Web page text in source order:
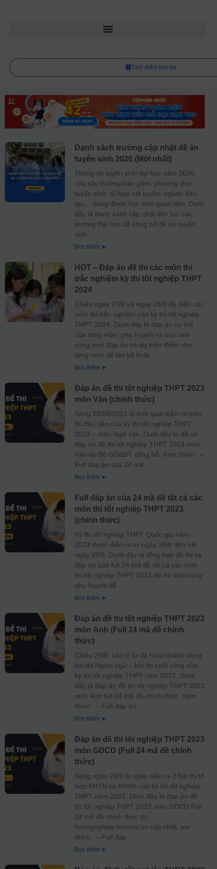
Tính điểm học bạ
Danh sách trường cập nhật đề án
tuyển sinh 2026 (Mới nhất)
Thông tin tuyển sinh đại học năm 2026
của các trường bao gồm: phương thức
tuyển sinh, tổ hợp xét tuyển, ngành đào
tạo… đang được học sinh quan tâm. Dưới
đây là danh sách cập nhật liên tục các
trường Đại học đã công bố đề án tuyển
sinh
Đọc thêm ➤
HOT – Đáp án đề thi các môn thi
trắc nghiệm kỳ thi tốt nghiệp THPT
2024
Chiều ngày 27/6 và ngày 28/6 đã diễn các
môn thi trắc nghiệm của kỳ thi tốt nghiệp
THPT 2024. Dưới đây là đáp án cụ thể
của từng môn, phụ huynh và học sinh
cùng xem đáp án và dự kiến điểm cho
từng môn để lên kế hoặc
Đọc thêm ➤
Đáp án đề thi tốt nghiệp THPT 2023
môn Văn (chính thức)
Sáng 28/06/2022 là thời gian diễn ra môn
thi đầu tiên của kỳ thi tốt nghiệp THPT
2023 – môn Ngữ văn. Dưới đây là đề và
đáp án đề thi tốt nghiệp THPT 2023 môn
Văn do Bộ GD&ĐT công bố. Xem thêm: –
Full đáp án của 24 mã
Đọc thêm ➤
Full đáp án của 24 mã đề tất cả các
môn thi tốt nghiệp THPT 2023
(chính thức)
Kỳ thi tốt nghiệp THPT Quốc gia năm
2023 được diễn ra từ ngày 28/6 đến hết
ngày 29/6. Dưới đây là tổng hợp đề thi và
đáp án của full 24 mã đề tất cả các môn
thi tốt nghiệp THPT 2023 để thí sinh cùng
phụ huynh dễ
Đọc thêm ➤
Đáp án đề thi tốt nghiệp THPT 2023
môn Anh (Full 24 mã đề chính
thức)
Chiều 29/6, các sĩ tử đã hoàn thành xong
bài thi Ngoại ngữ – bài thi cuối cùng của
kỳ thi tốt nghiệp THPT năm 2023. Dưới
đây là đáp án đề thi tốt nghiệp THPT 2023
môn Anh full 24 mã đề chính thức. Xem
thêm: – Full đáp án
Đọc thêm ➤
Đáp án đề thi tốt nghiệp THPT 2023
môn GDCD (Full 24 mã đề chính
thức)
Sáng ngày 29/6 là ngày diễn ra 2 bài thi tổ
hợp KHTN và KHXH của kỳ thi tốt nghiệp
THPT năm 2023. Dưới đây là đáp án đề
thi tốt nghiệp THPT 2023 môn GDCD Full
24 mã đề chính thức do
huongnghiep.hocmai.vn cập nhật. em
thêm: – Full đáp
Đọc thêm ➤